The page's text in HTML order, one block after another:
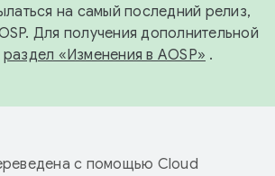
на самый последний релиз,
Для получения дополнительной
раздел «Изменения в AOSP» .
с помощью Cloud